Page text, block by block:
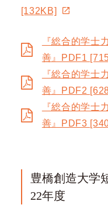
[132KB]
『総合的学士
善』PDF1
『総合的学士
善』PDF2
『総合的学士
善』PDF3
豊橋創造大学
22年度